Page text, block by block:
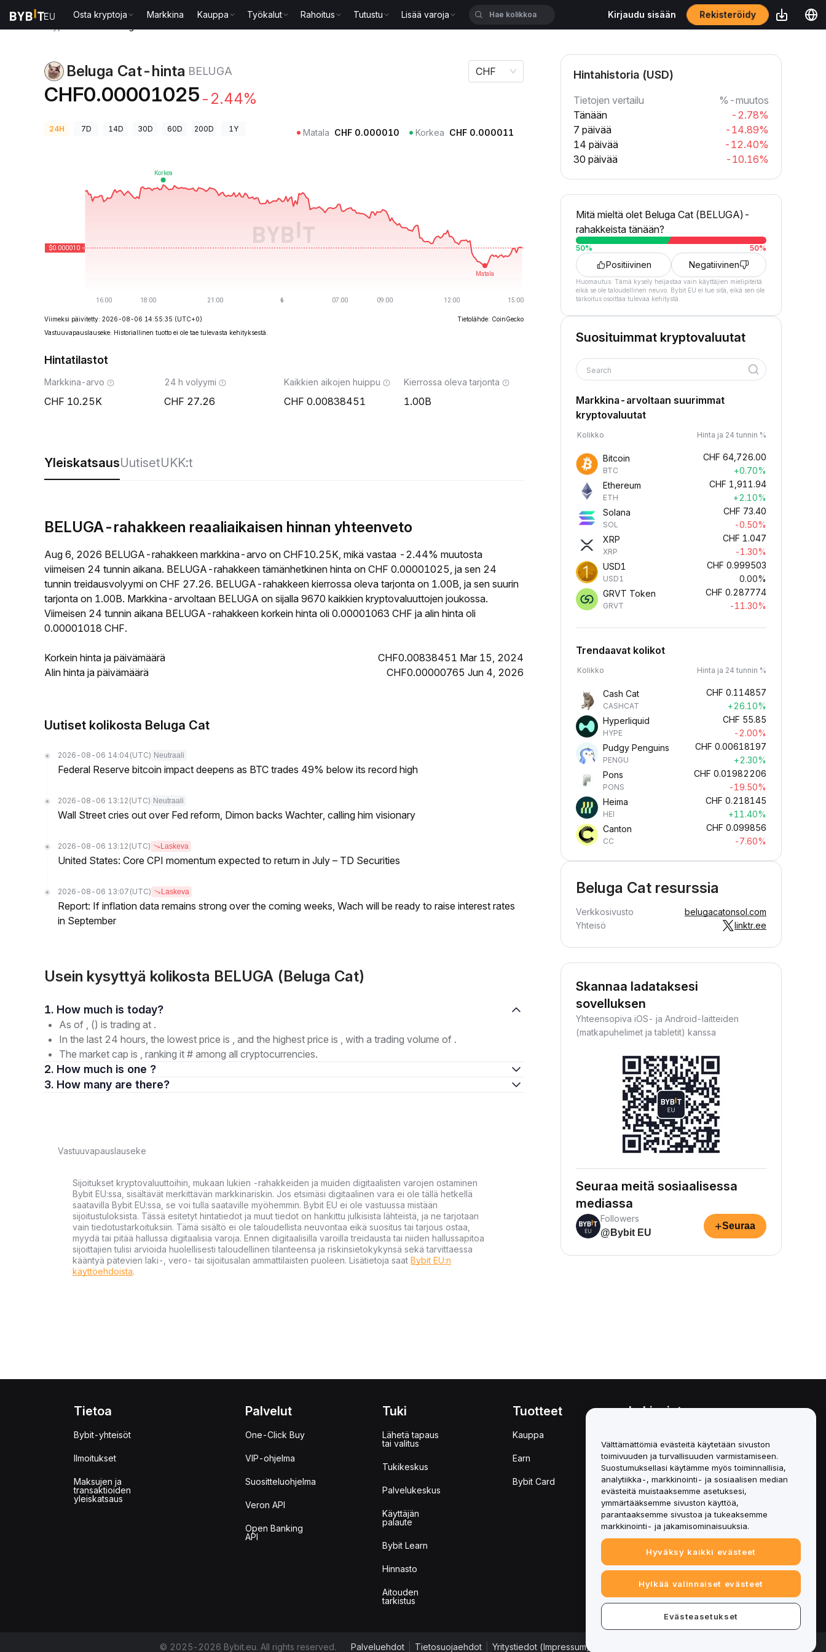
Osta kryptoja Markkina Kauppa Työkalut Rahoitus Tutustu Lisää varoja Kirjaudu sisään Rekisteröidy
Beluga Cat-hinta BELUGA
CHF0.00001025 -2.44%
CHF
24H 7D 14D 30D 60D 200D 1Y Matala CHF 0.000010 Korkea CHF 0.000011
Viimeksi päivitetty: 2026-08-06 14:55:35 (UTC+0)
Tietolähde: CoinGecko
Vastuuvapauslauseke: Historiallinen tuotto ei ole tae tulevasta kehityksestä.
Hintatilastot
Markkina-arvo
10.25K
24 h volyymi
27.26
Kaikkien aikojen huippu
0.00838451
Kierrossa oleva tarjonta
1.00B
YleiskatsausUutisetUKK:t
BELUGA-rahakkeen reaaliaikaisen hinnan yhteenveto
Aug 6, 2026 BELUGA-rahakkeen markkina-arvo on CHF10.25K, mikä vastaa -2.44% muutosta
viimeisen 24 tunnin aikana. BELUGA-rahakkeen tämänhetkinen hinta on CHF 0.00001025, ja sen 24
tunnin treidausvolyymi on CHF 27.26. BELUGA-rahakkeen kierrossa oleva tarjonta on 1.00B, ja sen suurin
tarjonta on 1.00B. Markkina-arvoltaan BELUGA on sijalla 9670 kaikkien kryptovaluuttojen joukossa.
Viimeisen 24 tunnin aikana BELUGA-rahakkeen korkein hinta oli 0.00001063 CHF ja alin hinta oli
0.00001018 CHF.
Korkein hinta ja päivämäärä
CHF0.00838451 Mar 15, 2024
Alin hinta ja päivämäärä
CHF0.00000765 Jun 4, 2026
Uutiset kolikosta Beluga Cat
2026-08-06 14:04 (UTC) Neutraali
Federal Reserve bitcoin impact deepens as BTC trades 49% below its record high
2026-08-06 13:12 (UTC) Neutraali
Wall Street cries out over Fed reform, Dimon backs Wachter, calling him visionary
2026-08-06 13:12 (UTC) Laskeva
United States: Core CPI momentum expected to return in July – TD Securities
2026-08-06 13:07 (UTC) Laskeva
Report: If inflation data remains strong over the coming weeks, Wach will be ready to raise interest rates
in September
Usein kysyttyä kolikosta BELUGA (Beluga Cat)
1. How much is today?
As of , () is trading at .
In the last 24 hours, the lowest price is , and the highest price is , with a trading volume of .
The market cap is , ranking it # among all cryptocurrencies.
2. How much is one ?
3. How many are there?
Vastuuvapauslauseke
Sijoitukset kryptovaluuttoihin, mukaan lukien -rahakkeiden ja muiden digitaalisten varojen ostaminen
Bybit EU:ssa, sisältävät merkittävän markkinariskin. Jos etsimäsi digitaalinen vara ei ole tällä hetkellä
saatavilla Bybit EU:ssa, se voi tulla saataville myöhemmin. Bybit EU ei ole vastuussa mistään
sijoitustuloksista. Tässä esitetyt hintatiedot ja muut tiedot on hankittu julkisista lähteistä, ja ne tarjotaan
vain tiedotustarkoituksiin. Tämä sisältö ei ole taloudellista neuvontaa eikä suositus tai tarjous ostaa,
myydä tai pitää hallussa digitaalisia varoja. Ennen digitaalisilla varoilla treidausta tai niiden hallussapitoa
sijoittajien tulisi arvioida huolellisesti taloudellinen tilanteensa ja riskinsietokykynsä sekä tarvittaessa
kääntyä pätevien laki-, vero- tai sijoitusalan ammattilaisten puoleen. Lisätietoja saat Bybit EU:n
käyttöehdoista.
Hintahistoria (USD)
Tietojen vertailu
%-muutos
Tänään
-2.78%
7 päivää
-14.89%
14 päivää
-12.40%
30 päivää
-10.16%
Mitä mieltä olet Beluga Cat (BELUGA)-
rahakkeista tänään?
50% 50%
Positiivinen Negatiivinen
Huomautus: Tämä kysely heijastaa vain käyttäjien mielipiteitä
eikä se ole taloudellinen neuvo. Bybit EU ei tue sitä, eikä sen ole
tarkoitus osoittaa tulevaa kehitystä.
Suosituimmat kryptovaluutat
Search
Markkina-arvoltaan suurimmat
kryptovaluutat
Kolikko Hinta ja 24 tunnin %
Bitcoin
BTC
CHF 64,726.00
+0.70%
Ethereum
ETH
CHF 1,911.94
+2.10%
Solana
SOL
CHF 73.40
-0.50%
XRP
XRP
CHF 1.047
-1.30%
USD1
USD1
CHF 0.999503
0.00%
GRVT Token
GRVT
CHF 0.287774
-11.30%
Trendaavat kolikot
Kolikko Hinta ja 24 tunnin %
Cash Cat
CASHCAT
CHF 0.114857
+26.10%
Hyperliquid
HYPE
CHF 55.85
-2.00%
Pudgy Penguins
PENGU
CHF 0.00618197
+2.30%
Pons
PONS
CHF 0.01982206
-19.50%
Heima
HEI
CHF 0.218145
+11.40%
Canton
CC
CHF 0.099856
-7.60%
Beluga Cat resurssia
Verkkosivusto
belugacatonsol.com
Yhteisö
linktr.ee
Skannaa ladataksesi
sovelluksen
Yhteensopiva iOS- ja Android-laitteiden
(matkapuhelimet ja tabletit) kanssa
Seuraa meitä sosiaalisessa
mediassa
Followers
@Bybit EU
+Seuraa
Tietoa
Bybit-yhteisöt
Ilmoitukset
Maksujen ja
transaktioiden
yleiskatsaus
Palvelut
One-Click Buy
VIP-ohjelma
Suositteluohjelma
Veron API
Open Banking
API
Tuki
Lähetä tapaus
tai valitus
Tukikeskus
Palvelukeskus
Käyttäjän
palaute
Bybit Learn
Hinnasto
Aitouden
tarkistus
Tuotteet
Kauppa
Earn
Bybit Card
Lakiasiat
Yhteenveto säilytys- ja
hallinnointikäytännöstä
ESG-tiedot
Crypto-Asset White Papers
© 2025-2026 Bybit.eu. All rights reserved. Palveluehdot Tietosuojaehdot Yritystiedot (Impressum)
Välttämättömiä evästeitä käytetään sivuston
toimivuuden ja turvallisuuden varmistamiseen.
Suostumuksellasi käytämme myös toiminnallisia,
analytiikka-, markkinointi- ja sosiaalisen median
evästeitä muistaaksemme asetuksesi,
ymmärtääksemme sivuston käyttöä,
parantaaksemme sivustoa ja tukeaksemme
markkinointi- ja jakamisominaisuuksia.
Hyväksy kaikki evästeet
Hylkää valinnaiset evästeet
Evästeasetukset